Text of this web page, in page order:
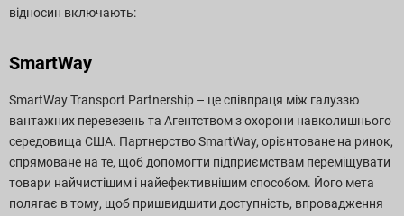
відносин включають:
SmartWay
SmartWay Transport Partnership – це співпраця між галуззю
вантажних перевезень та Агентством з охорони навколишнього
середовища США. Партнерство SmartWay, орієнтоване на ринок,
спрямоване на те, щоб допомогти підприємствам переміщувати
товари найчистішим і найефективнішим способом. Його мета
полягає в тому, щоб пришвидшити доступність, впровадження